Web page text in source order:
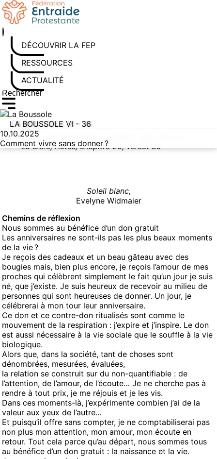
Aller au contenu
DÉCOUVRIR LA FEP
RESSOURCES
ACTUALITÉS
Rechercher sur le site
Saisissez au moins 3 caractères pour lancer la recherche
LA BOUSSOLE VI - 36
10.10.2025
Comment vivre sans donner ?
Il y a plus de bonheur à donner qu’à recevoir.
La Bible, Actes, chapitre 20, verset 35
Soleil blanc,
Evelyne Widmaier
Chemins de réflexion
Nous sommes au bénéfice d’un don gratuit
Les anniversaires ne sont-ils pas les plus beaux moments
de la vie ?
Je reçois des cadeaux et un beau gâteau avec des
bougies mais, bien plus encore, je reçois l’amour de mes
proches qui célèbrent simplement le fait qu’un jour je suis
né, que j’existe. Je suis heureux de recevoir au milieu de
personnes qui sont heureuses de donner. Un jour, je
célébrerai à mon tour leur anniversaire.
Ce don et ce contre-don ritualisés sont comme le
mouvement de la respiration : j’expire et j’inspire. Le don
est aussi nécessaire à la vie sociale que le souffle à la vie
biologique.
Alors que, dans la société, tant de choses sont
dénombrées, mesurées, évaluées,
la relation se construit sur du non-quantifiable : de
l’attention, de l’amour, de l’écoute… Je ne cherche pas à
rendre à tout prix, je me réjouis et je les vis.
Dans ces moments-là, j’expérimente combien j’ai de la
valeur aux yeux de l’autre…
Et puisqu’il offre sans compter, je ne comptabiliserai pas
non plus mon attention, mon amour, mon écoute en
retour. Tout cela parce qu’au départ, nous sommes tous
au bénéfice d’un don gratuit : la naissance et la vie.